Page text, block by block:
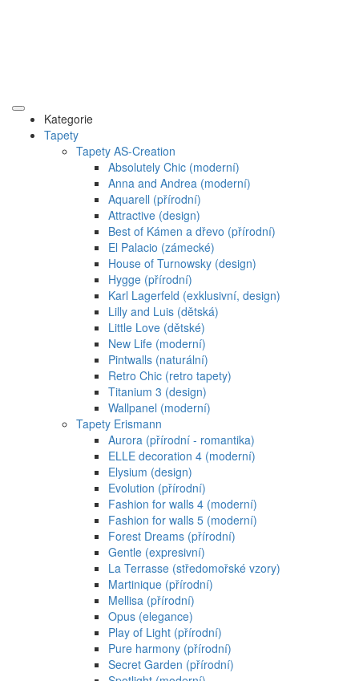
Kategorie
Tapety
Tapety AS-Creation
Absolutely Chic (moderní)
Anna and Andrea (moderní)
Aquarell (přírodní)
Attractive (design)
Best of Kámen a dřevo (přírodní)
El Palacio (zámecké)
House of Turnowsky (design)
Hygge (přírodní)
Karl Lagerfeld (exklusivní, design)
Lilly and Luis (dětská)
Little Love (dětské)
New Life (moderní)
Pintwalls (naturální)
Retro Chic (retro tapety)
Titanium 3 (design)
Wallpanel (moderní)
Tapety Erismann
Aurora (přírodní - romantika)
ELLE decoration 4 (moderní)
Elysium (design)
Evolution (přírodní)
Fashion for walls 4 (moderní)
Fashion for walls 5 (moderní)
Forest Dreams (přírodní)
Gentle (expresivní)
La Terrasse (středomořské vzory)
Martinique (přírodní)
Mellisa (přírodní)
Opus (elegance)
Play of Light (přírodní)
Pure harmony (přírodní)
Secret Garden (přírodní)